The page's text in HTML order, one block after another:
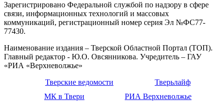
Зарегистрировано Федеральной службой по надзору в сфере
связи, информационных технологий и массовых
коммуникаций, регистрационный номер серия Эл №ФС77-
77430.
Наименование издания – Тверской Областной Портал (ТОП).
Главный редактор - Ю.О. Овсянникова. Учредитель – ГАУ
«РИА «Верхневолжье»
Тверские ведомости
Тверьлайф
МК в Твери
РИА Верхневолжье